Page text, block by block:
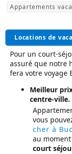
Appartements
Locations de
Pour un court-
assuré que notre
fera votre voyage
Meilleur
centre-ville.
vous
cher à
au
court